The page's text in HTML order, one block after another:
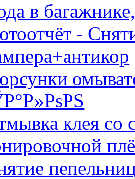
в
-
клея со